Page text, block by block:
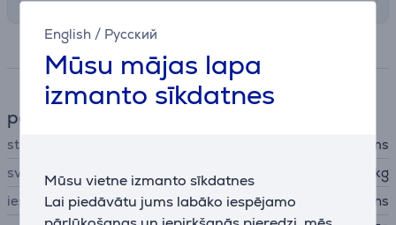
English / Русский
Mūsu mājas lapa
izmanto sīkdatnes
Mūsu vietne izmanto sīkdatnes
Lai piedāvātu jums labāko iespējamo
Specifikācija
paliktņi un stiprinājumi
stiprinājuma / paliktņa veids
Sienas stiprinājums
svars
25 kg
iestādījumi
leņķis, pagrieziens